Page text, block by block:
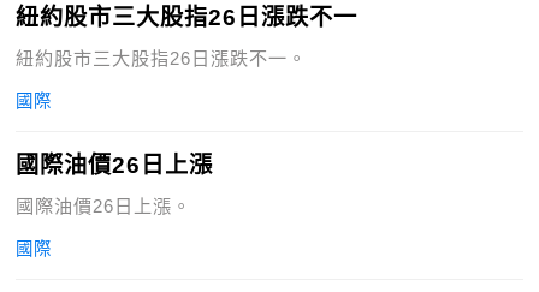
紐約股市三大股指26日漲跌不一
紐約股市三大股指26日漲跌不一。
國際
國際油價26日上漲
國際油價26日上漲。
國際